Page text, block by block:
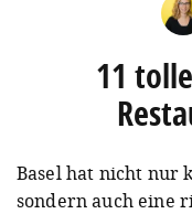
11
Basel hat nicht nur
sondern auch eine